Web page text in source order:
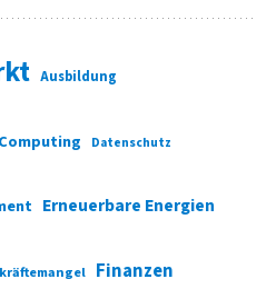
Ausbildung
Datenschutz
Erneuerbare Energien
Finanzen